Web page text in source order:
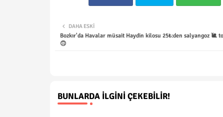
DAHA ESKI
Bozkır'da Havalar müsait Haydin kilosu 25₺:den salyangoz 🐌
🙃
BUNLARDA İLGINI ÇEKEBILIR!